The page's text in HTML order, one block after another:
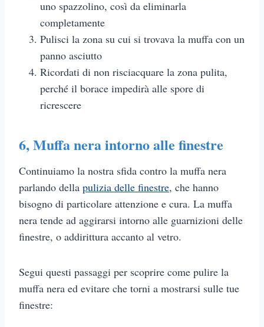
uno spazzolino, così da eliminarla
completamente
Pulisci la zona su cui si trovava la muffa con un
panno asciutto
Ricordati di non risciacquare la zona pulita,
perché il borace impedirà alle spore di
ricrescere
6,Muffa nera intorno alle finestre
Continuiamo la nostra sfida contro la muffa nera
parlando della pulizia delle finestre, che hanno
bisogno di particolare attenzione e cura. La muffa
nera tende ad aggirarsi intorno alle guarnizioni delle
finestre, o addirittura accanto al vetro.
Segui questi passaggi per scoprire come pulire la
muffa nera ed evitare che torni a mostrarsi sulle tue
finestre: